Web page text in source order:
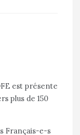
est présente
plus de 150
Français-e-s